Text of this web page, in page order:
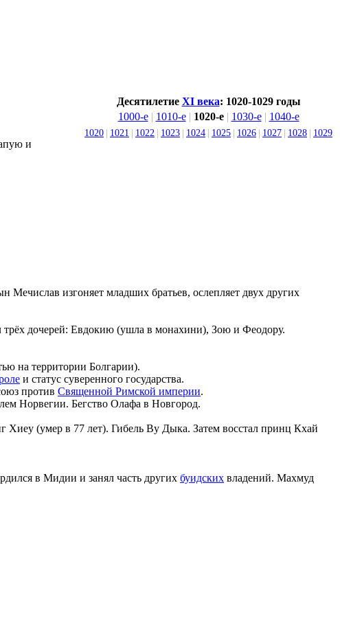
Десятилетие XI века: 1020-1029 годы
1000-е| 1010-е| 1020-е| 1030-е| 1040-е
1020 | 1021 | 1022 | 1023 | 1024 | 1025 | 1026 | 1027 | 1028 | 1029
и
Мечислав изгоняет младших братьев, ослепляет двух других
дочерей: Евдокию (ушла в монахини), Зою и Феодору.
на территории Болгарии).
и статус суверенного государства.
против Священной Римской империи.
Норвегии. Бегство Олафа в Новгород.
(умер в 77 лет). Гибель Ву Дыка. Затем восстал принц Кхай
в Мидии и занял часть других буидских владений. Махмуд